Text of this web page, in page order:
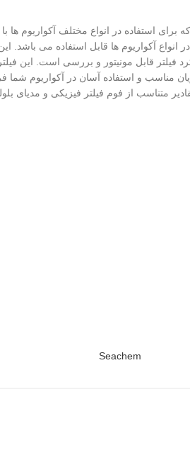
استفاده در انواع مختلف آکواریوم ها
انواع آکواریوم ها قابل استفاده می
فیلتر قابل مونیتور و بررسی است. این
متناسب از فوم فیلتر فیزیکی و مدیای
Seachem